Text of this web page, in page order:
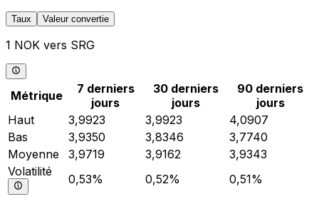
Taux Valeur convertie
1 NOK vers SRG
Métrique
7 derniers
jours
30 derniers
jours
90 derniers
jours
Haut
3,9923 3,9923
4,0907
Bas
3,9350 3,8346
3,7740
Moyenne
3,9719 3,9162
3,9343
Volatilité
0,53% 0,52% 0,51%